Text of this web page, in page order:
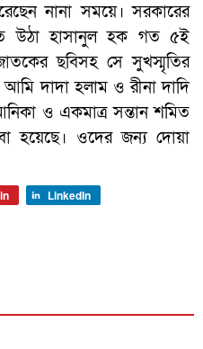
নানা সময়ে। সরকারের
উঠা হাসানুল হক গত ৫ই
ছবিসহ সে সুখস্মৃতির
আমি দাদা হলাম ও রীনা দাদি
ও একমাত্র সন্তান শমিত
হয়েছে। ওদের জন্য দোয়া
LinkedIn